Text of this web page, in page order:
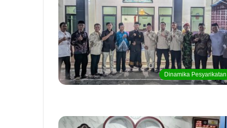
Dinamika Pesyarikatan